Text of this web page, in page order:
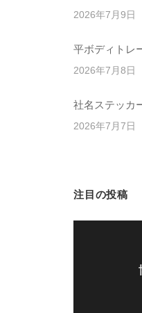
2026年7月9日
平ボディトレ
2026年7月8日
社名ステッカ
2026年7月7日
注目の投稿